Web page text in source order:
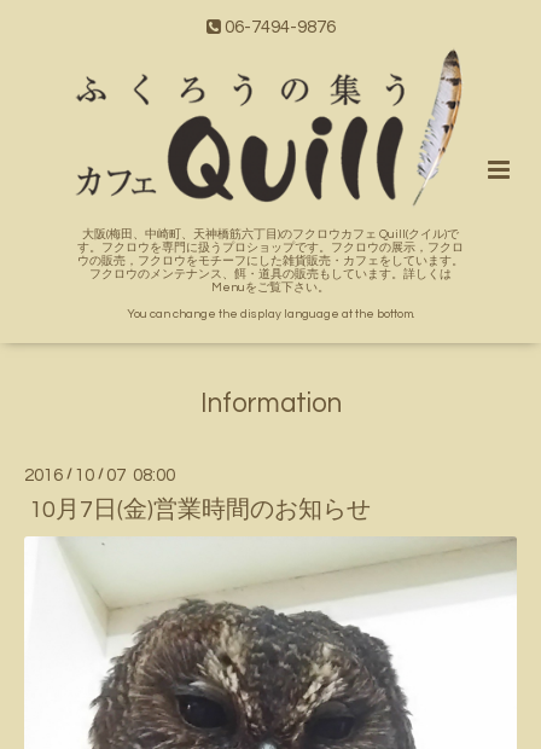
06-7494-9876
大阪(梅田、中崎町、天神橋筋六丁目)のフクロウカフェ Quill(クイル)で
す。フクロウを専門に扱うプロショップです。フクロウの展示，フクロ
ウの販売，フクロウをモチーフにした雑貨販売・カフェをしています。
フクロウのメンテナンス、餌・道具の販売もしています。詳しくは
Menuをご覧下さい。
You can change the display language at the bottom.
Information
2016 / 10 / 07 08:00
10月7日(金)営業時間のお知らせ